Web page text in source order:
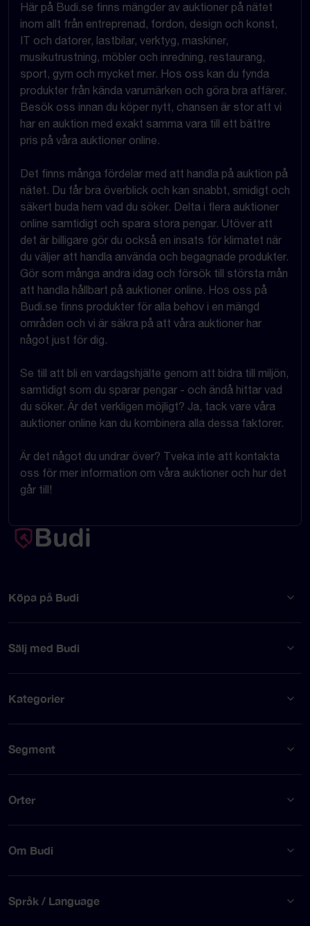
Här på Budi.se finns mängder av auktioner på nätet
inom allt från entreprenad, fordon, design och konst,
IT och datorer, lastbilar, verktyg, maskiner,
musikutrustning, möbler och inredning, restaurang,
sport, gym och mycket mer. Hos oss kan du fynda
produkter från kända varumärken och göra bra affärer.
Besök oss innan du köper nytt, chansen är stor att vi
har en auktion med exakt samma vara till ett bättre
pris på våra auktioner online.
Det finns många fördelar med att handla på auktion på
nätet. Du får bra överblick och kan snabbt, smidigt och
säkert buda hem vad du söker. Delta i flera auktioner
online samtidigt och spara stora pengar. Utöver att
det är billigare gör du också en insats för klimatet när
du väljer att handla använda och begagnade produkter.
Gör som många andra idag och försök till största mån
att handla hållbart på auktioner online. Hos oss på
Budi.se finns produkter för alla behov i en mängd
områden och vi är säkra på att våra auktioner har
något just för dig.
Se till att bli en vardagshjälte genom att bidra till miljön,
samtidigt som du sparar pengar - och ändå hittar vad
du söker. Är det verkligen möjligt? Ja, tack vare våra
auktioner online kan du kombinera alla dessa faktorer.
Är det något du undrar över? Tveka inte att kontakta
oss för mer information om våra auktioner och hur det
går till!
Köpa på Budi
Sälj med Budi
Kategorier
Segment
Orter
Om Budi
Språk / Language